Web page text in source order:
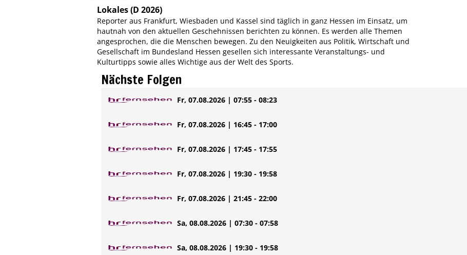
Lokales(D 2026)
Reporter aus Frankfurt, Wiesbaden und Kassel sind täglich in ganz Hessen im Einsatz, um
hautnah von den aktuellen Geschehnissen berichten zu können. Es werden alle Themen
angesprochen, die die Menschen bewegen. Zu den Neuigkeiten aus Politik, Wirtschaft und
Gesellschaft im Bundesland Hessen gesellen sich interessante Veranstaltungs- und
Kulturtipps sowie alles Wichtige aus der Welt des Sports.
Nächste Folgen
Fr, 07.08.2026 | 07:55 - 08:23
Fr, 07.08.2026 | 16:45 - 17:00
Fr, 07.08.2026 | 17:45 - 17:55
Fr, 07.08.2026 | 19:30 - 19:58
Fr, 07.08.2026 | 21:45 - 22:00
Sa, 08.08.2026 | 07:30 - 07:58
Sa, 08.08.2026 | 19:30 - 19:58